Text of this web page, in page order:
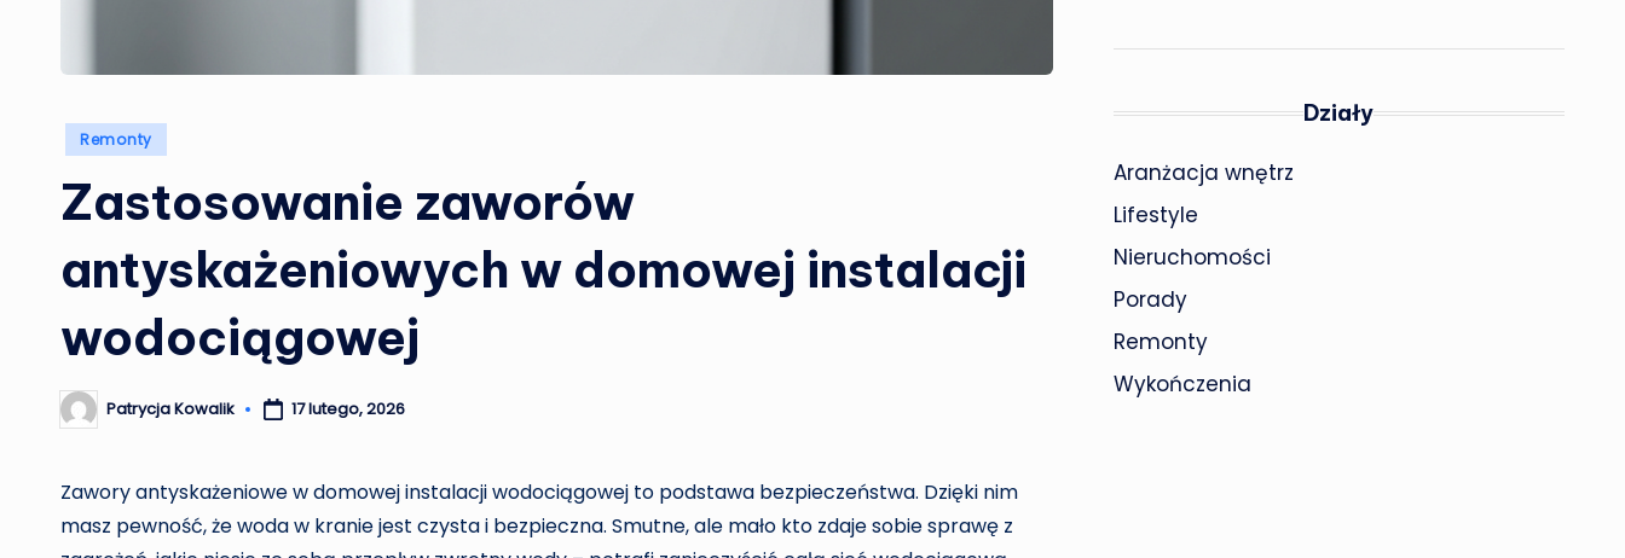
Posted
Remonty
Zastosowanie zaworów
antyskażeniowych w domowej instalacji
wodociągowej
Posted
by
Patrycja Kowalik 17 lutego, 2026
Zawory antyskażeniowe w domowej instalacji wodociągowej to podstawa bezpieczeństwa. Dzięki nim
masz pewność, że woda w kranie jest czysta i bezpieczna. Smutne, ale mało kto zdaje sobie sprawę z
Działy
Aranżacja wnętrz
Lifestyle
Nieruchomości
Porady
Remonty
Wykończenia